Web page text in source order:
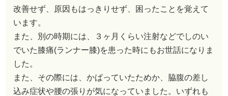
改善せず、原因もはっきりせず、困ったことを覚えて
います。
また、別の時期には、３ヶ月くらい注射などでしのい
でいた膝痛(ランナー膝)を患った時にもお世話になりま
した。
また、その際には、かばっていたためか、脇腹の差し
込み症状や腰の張りが気になっていました。いずれも